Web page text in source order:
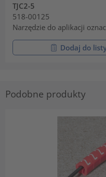
TJC2-5
518-00125
Narzędzie do aplikacji
Dodaj do
Podobne produkty